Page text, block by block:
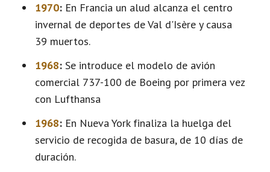
1970: En Francia un alud alcanza el centro
invernal de deportes de Val d'Isère y causa
39 muertos.
1968: Se introduce el modelo de avión
comercial 737-100 de Boeing por primera vez
con Lufthansa
1968: En Nueva York finaliza la huelga del
servicio de recogida de basura, de 10 días de
duración.